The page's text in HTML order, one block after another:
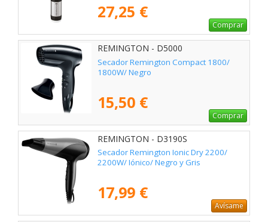
27,25 €
Comprar
REMINGTON - D5000
Secador Remington Compact 1800/
1800W/ Negro
15,50 €
Comprar
REMINGTON - D3190S
Secador Remington Ionic Dry 2200/
2200W/ Iónico/ Negro y Gris
17,99 €
Avísame